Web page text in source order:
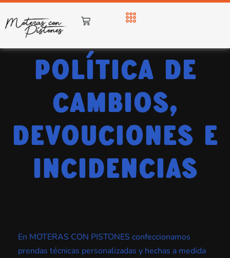
Política de
Cambios,
Devouciones e
incidencias
En MOTERAS CON PISTONES confeccionamos
prendas técnicas personalizadas y hechas a medida